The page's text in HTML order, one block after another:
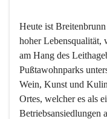
Heute ist
hoher Lebensqualität,
am Hang des
Pußtawohnparks
Wein, Kunst und
Ortes, welcher es als
Betriebsansiedlungen